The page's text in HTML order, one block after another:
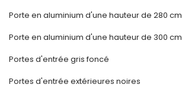
Porte en aluminium d'une hauteur de 280 cm
Porte en aluminium d'une hauteur de 300 cm
Portes d'entrée gris foncé
Portes d'entrée extérieures noires